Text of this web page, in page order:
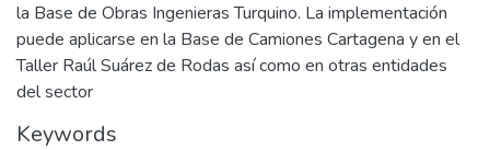
la Base de Obras Ingenieras Turquino. La implementación
puede aplicarse en la Base de Camiones Cartagena y en el
Taller Raúl Suárez de Rodas así como en otras entidades
del sector
Keywords